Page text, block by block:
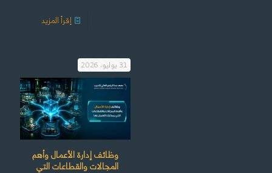
إقرأ المزيد
31 يوليو، 2026
وظائف إدارة الأعمال وأهم
المجالات والقطاعات التي